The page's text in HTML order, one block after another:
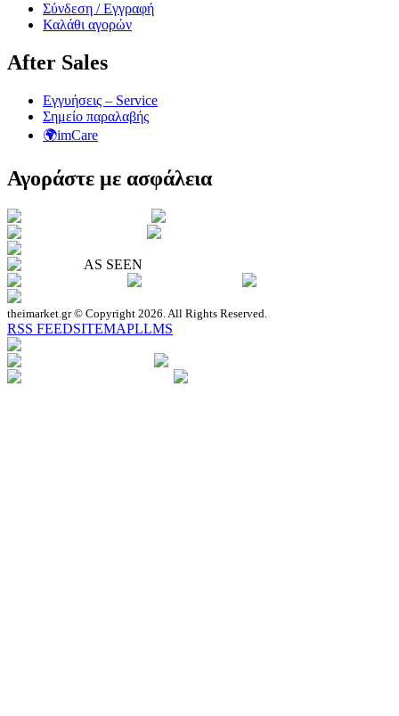
Σύνδεση / Εγγραφή
Καλάθι αγορών
After Sales
Εγγυήσεις – Service
Σημείο παραλαβής
🌍imCare
Αγοράστε με ασφάλεια
AS SEEN
theimarket.gr © Copyright 2026. All Rights Reserved.
RSS FEEDSITEMAPLLMS